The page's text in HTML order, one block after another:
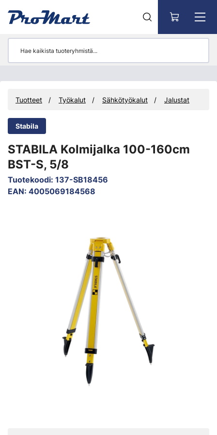
Tuotteet Työkalut Sähkötyökalut Jalustat
Stabila
STABILA Kolmijalka 100-160cm
BST-S, 5/8
Tuotekoodi: 137-SB18456
EAN: 4005069184568